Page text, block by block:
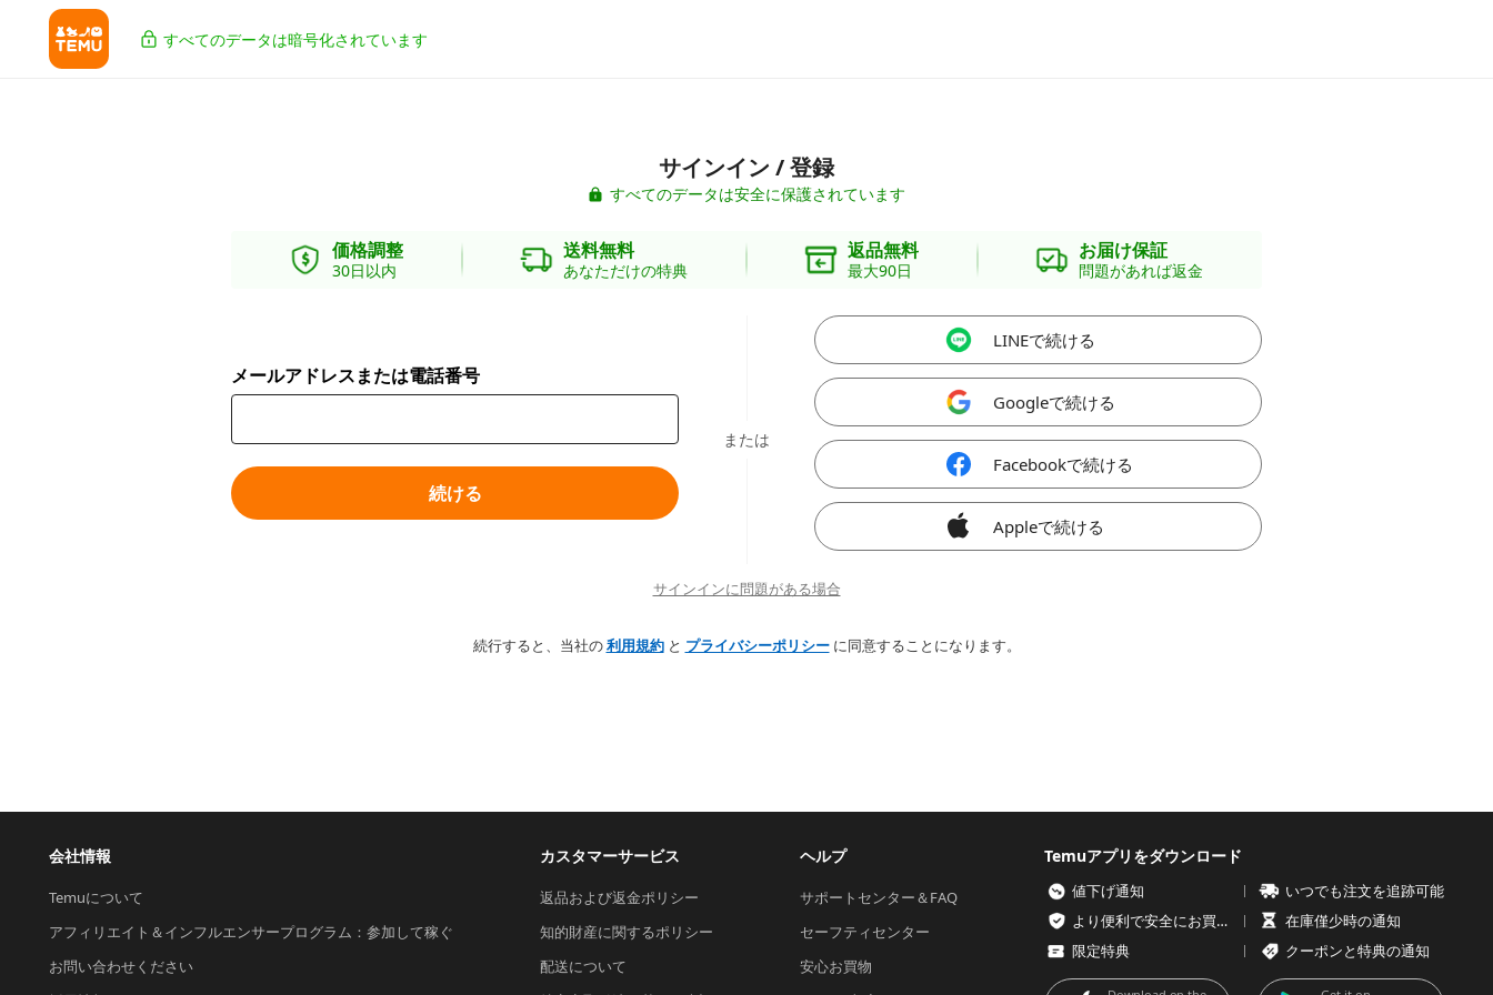
すべてのデータは暗号化されています
サインイン / 登録
すべてのデータは安全に保護されています
価格調整
30日以内
送料無料
あなただけの特典
返品無料
最大90日
お届け保証
問題があれば返金
メールアドレスまたは電話番号
続ける
または
LINEで続ける
Googleで続ける
Facebookで続ける
Appleで続ける
サインインに問題がある場合
続行すると、当社の利用規約と プライバシーポリシーに同意することになります。
会社情報
Temuについて
アフィリエイト＆インフルエンサープログラム：参加して稼ぐ
お問い合わせください
カスタマーサービス
返品および返金ポリシー
知的財産に関するポリシー
配送について
ヘルプ
サポートセンター＆FAQ
セーフティセンター
安心お買物
Temuアプリをダウンロード
値下げ通知
いつでも注文を追跡可能
より便利で安全にお買い物を
在庫僅少時の通知
限定特典
クーポンと特典の通知